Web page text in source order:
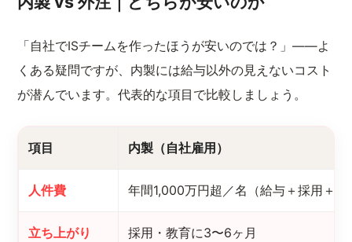
「自社でISチームを作ったほうが安いのでは？」——よ
くある疑問ですが、内製には給与以外の見えないコスト
が潜んでいます。代表的な項目で比較しましょう。
項目 内製（自社雇用）
人件費 年間1,000万円超／名（給与＋採用＋
立ち上がり 採用・教育に3〜6ヶ月